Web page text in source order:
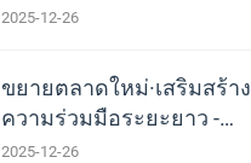
บริการอย่างมืออาชีพ
2025-12-26
ขยายตลาดใหม่·เสริมสร้าง
ความร่วมมือระยะยาว -
พันธมิตรเกาหลีเยี่ยมชม
2025-12-26